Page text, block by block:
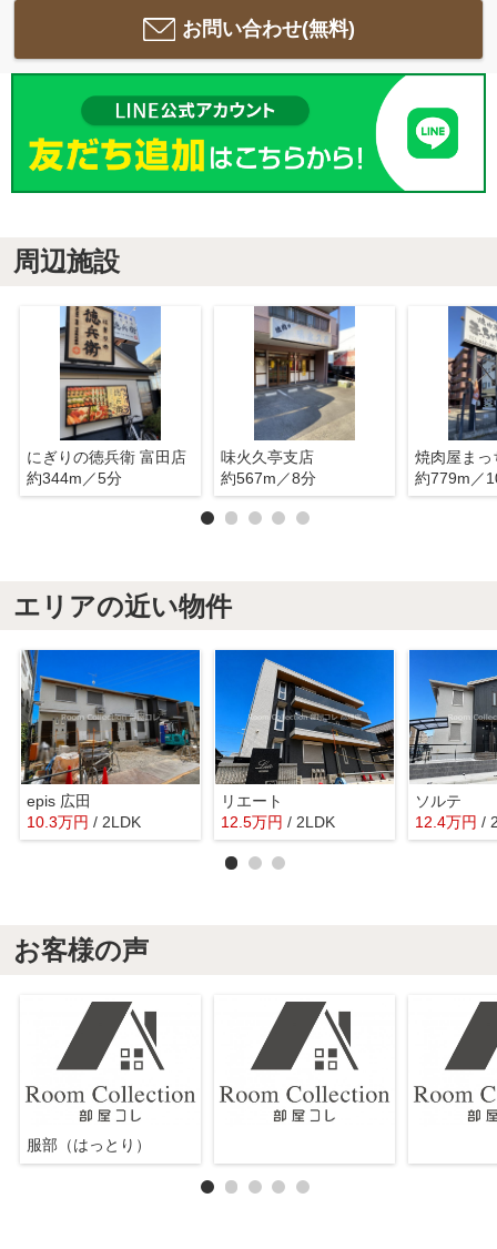
お問い合わせ(無料)
周辺施設
にぎりの徳兵衛 富田店
約344m／5分
味火久亭支店
約567m／8分
焼肉屋まっ
約779m／
エリアの近い物件
epis 広田
10.3万円 / 2LDK
リエート
12.5万円 / 2LDK
ソルテ
12.4万円 /
お客様の声
服部（はっとり）